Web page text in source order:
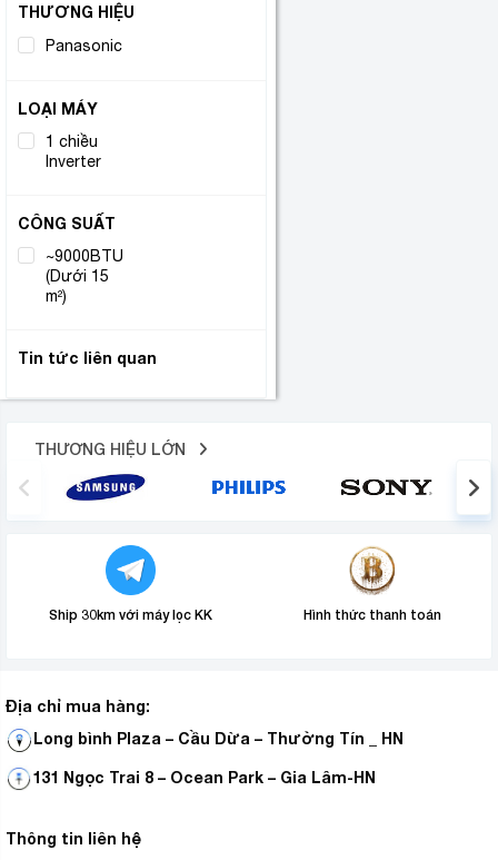
THƯƠNG HIỆU
Panasonic
LOẠI MÁY
1 chiều
Inverter
CÔNG SUẤT
~9000BTU
(Dưới 15
m²)
Tin tức liên quan
THƯƠNG HIỆU LỚN
Ship 30km với máy lọc KK Hình thức thanh toán
Địa chỉ mua hàng:
Long bình Plaza – Cầu Dừa – Thường Tín _ HN
131 Ngọc Trai 8 – Ocean Park – Gia Lâm-HN
Thông tin liên hệ